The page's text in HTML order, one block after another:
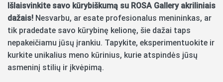
Išlaisvinkite savo kūrybiškumą su ROSA Gallery akriliniais
dažais! Nesvarbu, ar esate profesionalus menininkas, ar
tik pradedate savo kūrybinę kelionę, šie dažai taps
nepakeičiamu jūsų įrankiu. Tapykite, eksperimentuokite ir
kurkite unikalius meno kūrinius, kurie atspindės jūsų
asmeninį stilių ir įkvėpimą.